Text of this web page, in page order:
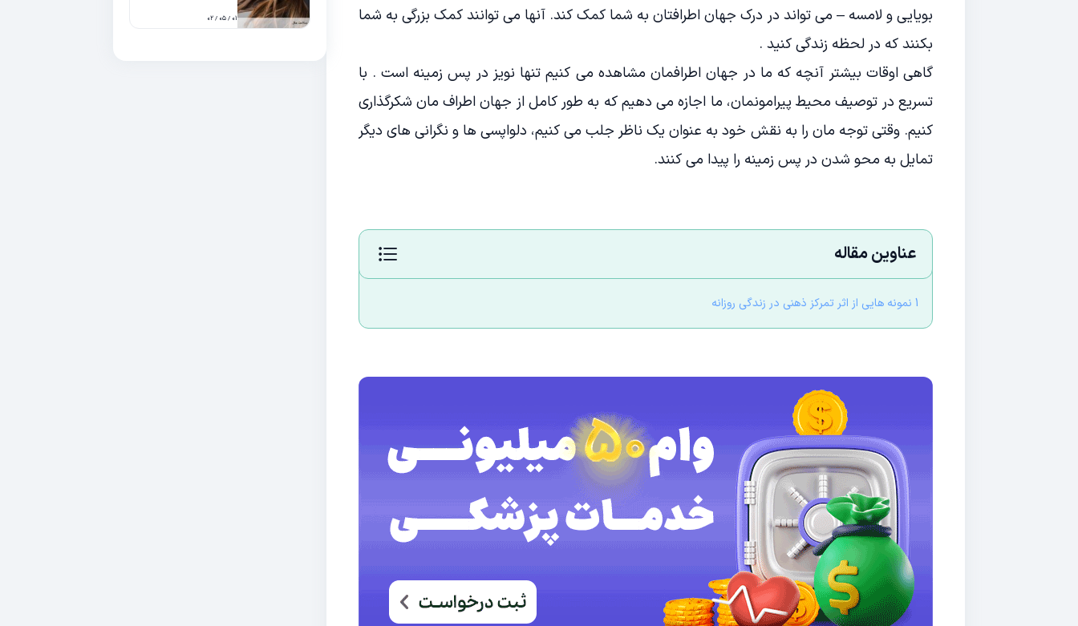
بویایی و لامسه – می تواند در درک جهان اطرافتان به شما کمک کند. آنها می توانند کمک بزرگی به شما
بکنند که در لحظه زندگی کنید .
گاهی اوقات بیشتر آنچه که ما در جهان اطرافمان مشاهده می کنیم تنها نویز در پس زمینه است . با
تسریع در توصیف محیط پیرامونمان، ما اجازه می دهیم که به طور کامل از جهان اطراف مان شکرگذاری
کنیم. وقتی توجه مان را به نقش خود به عنوان یک ناظر جلب می کنیم، دلواپسی ها و نگرانی های دیگر
تمایل به محو شدن در پس زمینه را پیدا می کنند.
عناوین مقاله
1 نمونه هایی از اثر تمرکز ذهنی در زندگی روزانه
۰۱ / ۰۵ / ۰۲